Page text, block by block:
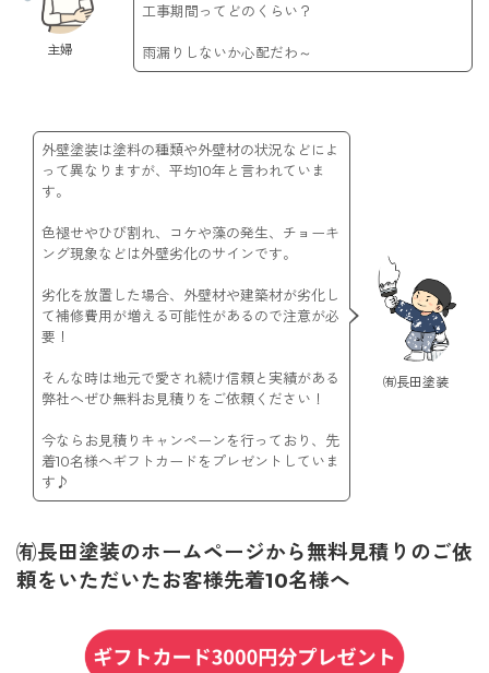
主婦
工事期間ってどのくらい？
雨漏りしないか心配だわ～
㈲長田塗装
外壁塗装は塗料の種類や外壁材の状況などによ
って異なりますが、平均10年と言われていま
す。
色褪せやひび割れ、コケや藻の発生、チョーキ
ング現象などは外壁劣化のサインです。
劣化を放置した場合、外壁材や建築材が劣化し
て補修費用が増える可能性があるので注意が必
要！
そんな時は地元で愛され続け信頼と実績がある
弊社へぜひ無料お見積りをご依頼ください！
今ならお見積りキャンペーンを行っており、先
着10名様へギフトカードをプレゼントしていま
す♪
㈲長田塗装のホームページから無料見積りのご依
頼をいただいたお客様先着10名様へ